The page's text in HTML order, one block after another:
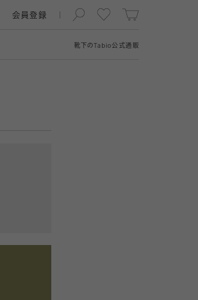
靴下の Tabio公式通販
会員登録